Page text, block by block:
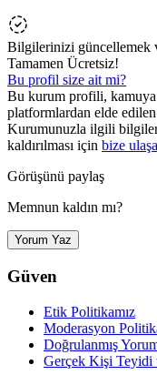
Bilgilerinizi güncellemek
Tamamen Ücretsiz!
Bu profil size ait mi?
Bu kurum profili, kamuya
platformlardan elde
Kurumunuzla ilgili
kaldırılması için bize
Görüşünü paylaş
Memnun kaldın mı?
Yorum Yaz
Güven
Etik Politikamız
Moderasyon
Doğrulanmış
Gerçek Kişi Teyidi